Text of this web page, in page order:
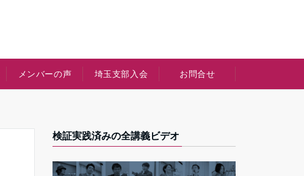
メンバーの声 埼玉支部入会 お問合せ
検証実践済みの全講義ビデオ